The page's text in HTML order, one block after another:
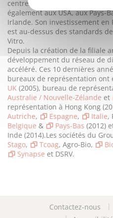
centres de Recherche &
également aux USA, aux Pays-
Irlande. Son investissement en
est au-dessus des standards
Vitro.
Depuis la création de la filiale
développement du réseau de
accéléré. Ces 10 dernières
bureaux de représentation ont
UK (2005), bureau de
Australie / Nouvelle-Zélande et
représentation à Hong Kong
Autriche, Espagne, Italie,
Belgique & Pays-Bas (2012)
Inde (2014).Les sociétés du
Stago, Tcoag, Agro-Bio,
Synapse et DSRV.
Contactez-nous